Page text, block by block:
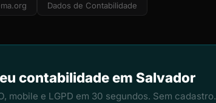
Dados de Contabilidade
contabilidade em Salvador
mobile e LGPD em 30 segundos. Sem cadastro.